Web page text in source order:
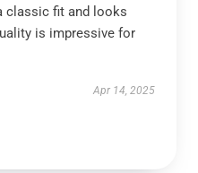
classic fit and looks
is impressive for
Apr 14, 2025